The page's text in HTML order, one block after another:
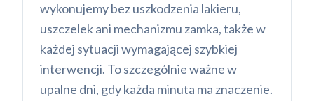
wykonujemy bez uszkodzenia lakieru,
uszczelek ani mechanizmu zamka, także w
każdej sytuacji wymagającej szybkiej
interwencji. To szczególnie ważne w
upalne dni, gdy każda minuta ma znaczenie.